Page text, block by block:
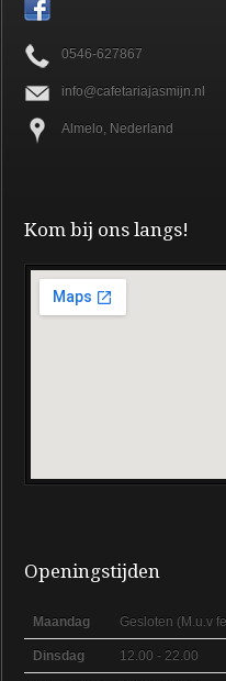
0546-627867
info@cafetariajasmijn.nl
Almelo, Nederland
Kom bij ons langs!
Openingstijden
Maandag Gesloten (M.u.v
Dinsdag 12.00 - 22.00